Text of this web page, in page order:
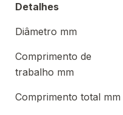
Detalhes
Diâmetro mm
Comprimento de
trabalho mm
Comprimento total mm